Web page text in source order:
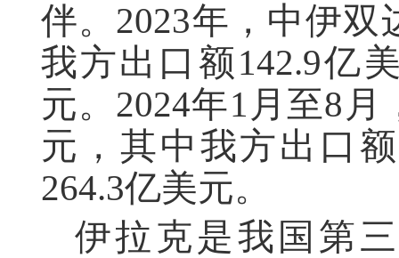
伴。2023年，中伊双
我方出口额142.9亿
元。2024年1月至8
元，其中我方出口
264.3亿美元。
伊拉克是我国第